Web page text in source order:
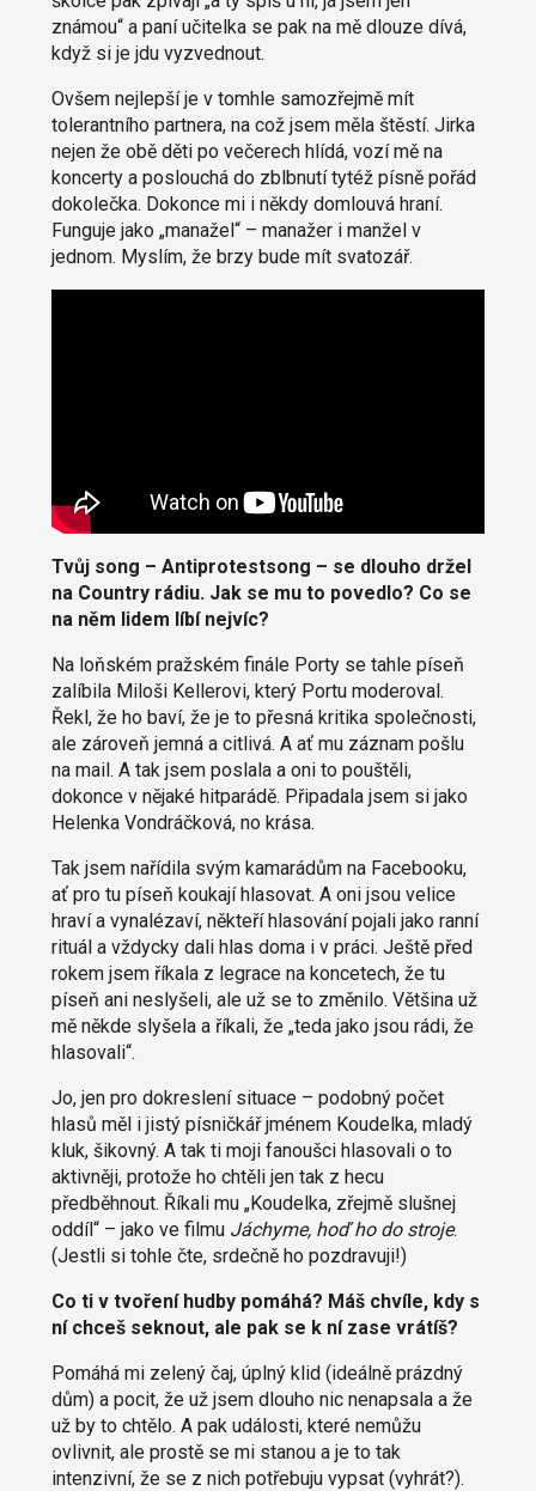
známou“ a paní učitelka se pak na mě dlouze dívá,
když si je jdu vyzvednout.
Ovšem nejlepší je v tomhle samozřejmě mít
tolerantního partnera, na což jsem měla štěstí. Jirka
nejen že obě děti po večerech hlídá, vozí mě na
koncerty a poslouchá do zblbnutí tytéž písně pořád
dokolečka. Dokonce mi i někdy domlouvá hraní.
Funguje jako „manažel“ – manažer i manžel v
jednom. Myslím, že brzy bude mít svatozář.
Tvůj song – Antiprotestsong – se dlouho držel
na Country rádiu. Jak se mu to povedlo? Co se
na něm lidem líbí nejvíc?
Na loňském pražském finále Porty se tahle píseň
zalíbila Miloši Kellerovi, který Portu moderoval.
Řekl, že ho baví, že je to přesná kritika společnosti,
ale zároveň jemná a citlivá. A ať mu záznam pošlu
na mail. A tak jsem poslala a oni to pouštěli,
dokonce v nějaké hitparádě. Připadala jsem si jako
Helenka Vondráčková, no krása.
Tak jsem nařídila svým kamarádům na Facebooku,
ať pro tu píseň koukají hlasovat. A oni jsou velice
hraví a vynalézaví, někteří hlasování pojali jako ranní
rituál a vždycky dali hlas doma i v práci. Ještě před
rokem jsem říkala z legrace na koncetech, že tu
píseň ani neslyšeli, ale už se to změnilo. Většina už
mě někde slyšela a říkali, že „teda jako jsou rádi, že
hlasovali“.
Jo, jen pro dokreslení situace – podobný počet
hlasů měl i jistý písničkář jménem Koudelka, mladý
kluk, šikovný. A tak ti moji fanoušci hlasovali o to
aktivněji, protože ho chtěli jen tak z hecu
předběhnout. Říkali mu „Koudelka, zřejmě slušnej
oddíl“ – jako ve filmu Jáchyme, hoď ho do stroje.
(Jestli si tohle čte, srdečně ho pozdravuji!)
Co ti v tvoření hudby pomáhá? Máš chvíle, kdy s
ní chceš seknout, ale pak se k ní zase vrátíš?
Pomáhá mi zelený čaj, úplný klid (ideálně prázdný
dům) a pocit, že už jsem dlouho nic nenapsala a že
už by to chtělo. A pak události, které nemůžu
ovlivnit, ale prostě se mi stanou a je to tak
intenzivní, že se z nich potřebuju vypsat (vyhrát?).